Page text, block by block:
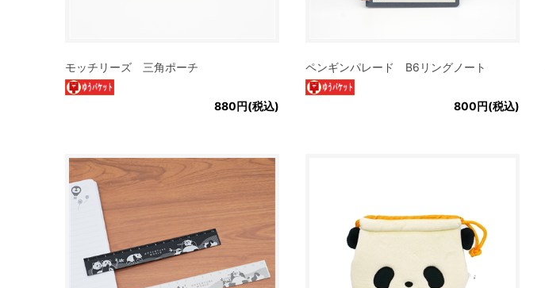
モッチリーズ 三角ポーチ
880円(税込)
ペンギンパレード B6リングノート
800円(税込)